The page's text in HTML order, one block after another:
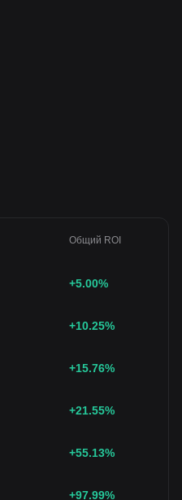
Общий ROI
+5.00%
+10.25%
+15.76%
+21.55%
+55.13%
+97.99%